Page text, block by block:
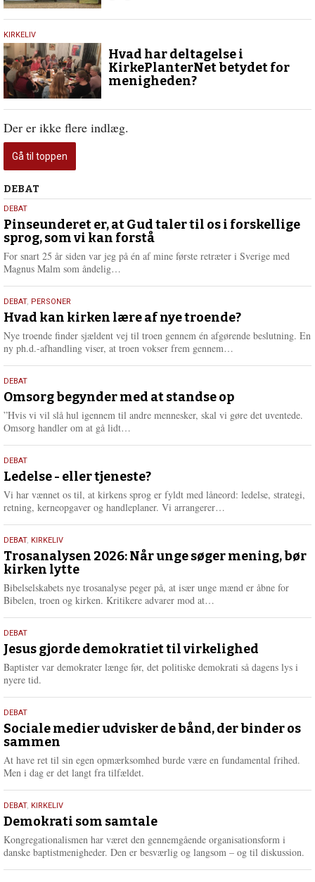
20.
februar
2019
KIRKELIV
Hvad har deltagelse i
KirkePlanterNet betydet for
menigheden?
Der er ikke flere indlæg.
Gå til toppen
Debat
DEBAT
5.
august
2026
DEBAT
Pinseunderet er, at Gud taler til os i forskellige
sprog, som vi kan forstå
For snart 25 år siden var jeg på én af mine første retræter i Sverige med
Magnus Malm som åndelig…
e
e
25.
juli
2026
DEBAT, PERSONER
Hvad kan kirken lære af nye troende?
Nye troende finder sjældent vej til troen gennem én afgørende beslutning. En
ny ph.d.-afhandling viser, at troen vokser frem gennem…
e
e
9.
juli
2026
DEBAT
Omsorg begynder med at standse op
”Hvis vi vil slå hul igennem til andre mennesker, skal vi gøre det uventede.
Omsorg handler om at gå lidt…
e
e
10.
juni
2026
DEBAT
Ledelse - eller tjeneste?
Vi har vænnet os til, at kirkens sprog er fyldt med låneord: ledelse, strategi,
retning, kerneopgaver og handleplaner. Vi arrangerer…
e
2.
juni
2026
DEBAT, KIRKELIV
Trosanalysen 2026: Når unge søger mening, bør
kirken lytte
Bibelselskabets nye trosanalyse peger på, at især unge mænd er åbne for
Bibelen, troen og kirken. Kritikere advarer mod at…
e
e
18.
maj
2026
DEBAT
Jesus gjorde demokratiet til virkelighed
Baptister var demokrater længe før, det politiske demokrati så dagens lys i
nyere tid.
18.
maj
2026
DEBAT
Sociale medier udvisker de bånd, der binder os
sammen
At have ret til sin egen opmærksomhed burde være en fundamental frihed.
Men i dag er det langt fra tilfældet.
18.
maj
2026
DEBAT, KIRKELIV
Demokrati som samtale
Kongregationalismen har været den gennemgående organisationsform i
danske baptistmenigheder. Den er besværlig og langsom – og til diskussion.